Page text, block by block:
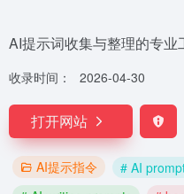
AI提示词收集与整理的专业
收录时间： 2026-04-30
打开网站
AI提示指令
# AI